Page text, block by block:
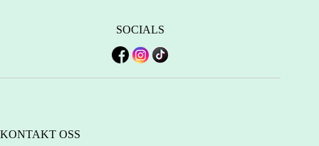
SOCIALS
KONTAKT OSS